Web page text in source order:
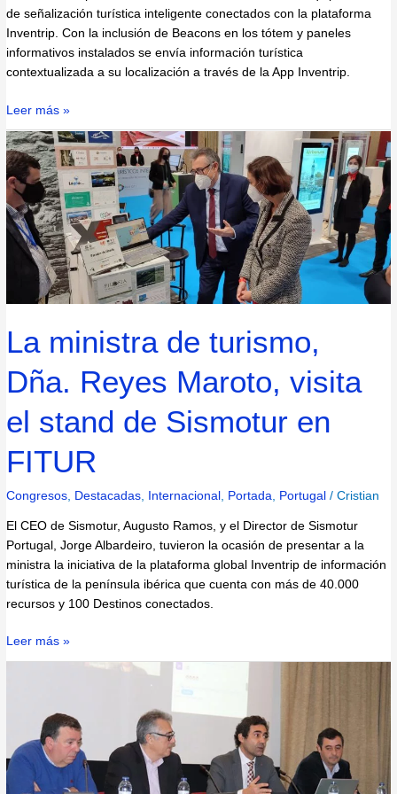
de señalización turística inteligente conectados con la plataforma
Inventrip. Con la inclusión de Beacons en los tótem y paneles
informativos instalados se envía información turística
contextualizada a su localización a través de la App Inventrip.
Leer más »
La ministra de turismo,
Dña. Reyes Maroto, visita
el stand de Sismotur en
FITUR
Congresos, Destacadas, Internacional , Portada, Portugal /Cristian
El CEO de Sismotur, Augusto Ramos, y el Director de Sismotur
Portugal, Jorge Albardeiro, tuvieron la ocasión de presentar a la
ministra la iniciativa de la plataforma global Inventrip de información
turística de la península ibérica que cuenta con más de 40.000
recursos y 100 Destinos conectados.
La
ministra
de
turismo,
Dña.
Reyes
Maroto,
de
Sismotur
en
FITUR
Leer más »
Portugal
(Santarém)